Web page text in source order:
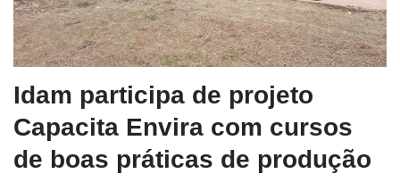
Idam participa de projeto
Capacita Envira com cursos
de boas práticas de produção